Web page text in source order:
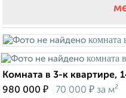
Комната в 3-к квартире,
980 000 ₽ 70 000 ₽ за м²